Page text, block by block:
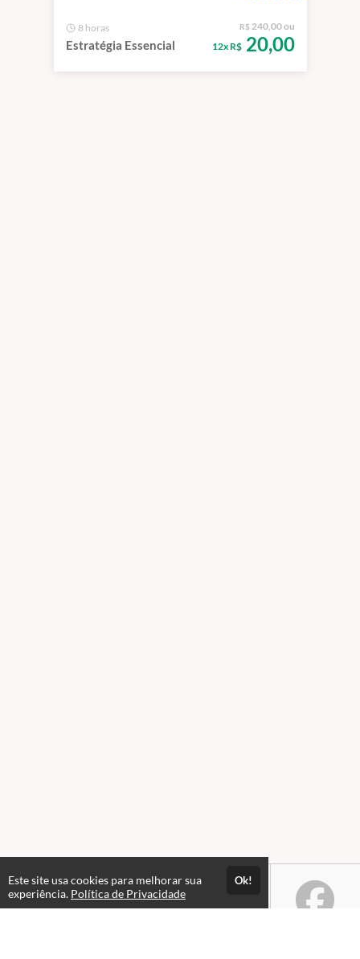
8 horas
Estratégia Essencial
R$ 240,00 ou
12x R$20,00
Este site usa cookies para melhorar sua
experiência. Política de Privacidade
Ok!